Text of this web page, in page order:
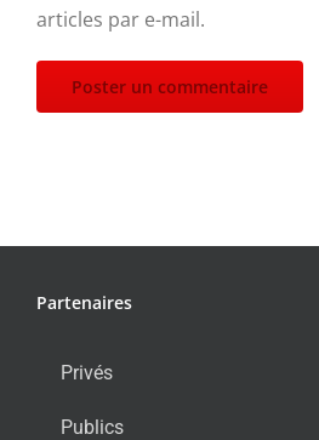
articles par e-mail.
Partenaires
Privés
Publics